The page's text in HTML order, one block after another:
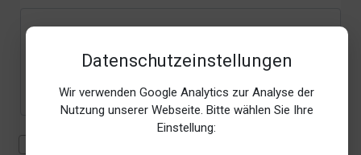
Datenschutzeinstellungen
Wir verwenden Google Analytics zur Analyse der
Nutzung unserer Webseite. Bitte wählen Sie Ihre
Einstellung: